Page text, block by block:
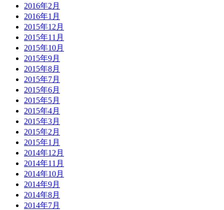
2016年2月
2016年1月
2015年12月
2015年11月
2015年10月
2015年9月
2015年8月
2015年7月
2015年6月
2015年5月
2015年4月
2015年3月
2015年2月
2015年1月
2014年12月
2014年11月
2014年10月
2014年9月
2014年8月
2014年7月